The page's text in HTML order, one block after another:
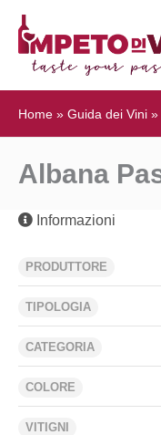
Home » Guida dei Vini »
Albana
Informazioni
PRODUTTORE
TIPOLOGIA
CATEGORIA
COLORE
VITIGNI